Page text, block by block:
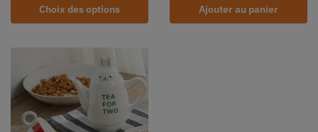
Choix des options Ajouter au panier